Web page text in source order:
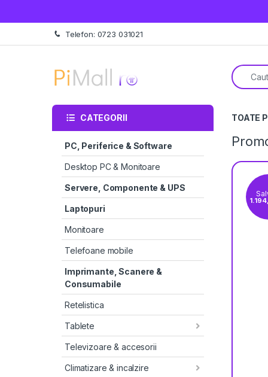
Treci la navigare
Sări la conținut Telefon: 0723 031021
Căutare
CATEGORII
PC, Periferice & Software
Desktop PC & Monitoare
Servere, Componente & UPS
Laptopuri
Monitoare
Telefoane mobile
Imprimante, Scanere &
Consumabile
Retelistica
Tablete
Televizoare & accesorii
Climatizare & incalzire
TOATE